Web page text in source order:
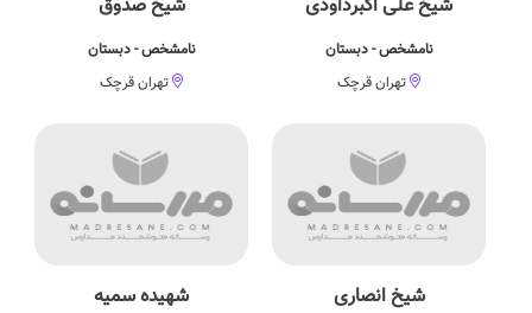
شیخ علی اکبرداودی
نامشخص - دبستان
تهران قرچک
شیخ صدوق
نامشخص - دبستان
تهران قرچک
شیخ انصاری شهیده سمیه